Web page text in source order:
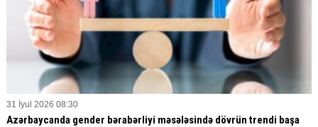
31 İyul 2026 08:30
Azərbaycanda gender bərabərliyi məsələsində dövrün trendi başa